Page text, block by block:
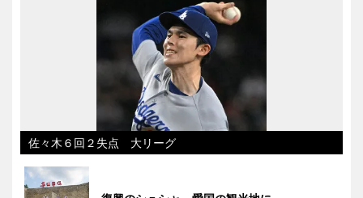
佐々木６回２失点 大リーグ